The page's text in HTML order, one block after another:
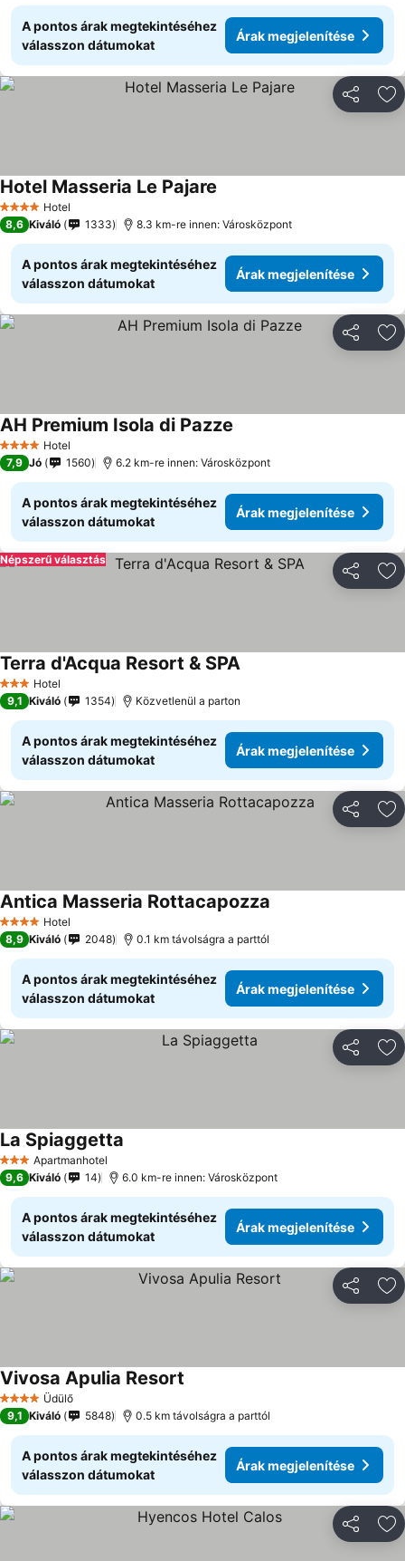
A pontos árak megtekintéséhez
válasszon dátumokat
Árak megjelenítése
4 KategóriaHotel
Hotel Masseria Le Pajare
8,6 Kiváló 1333 8.3 km-re innen: Városközpont
A pontos árak megtekintéséhez
válasszon dátumokat
Árak megjelenítése
4 KategóriaHotel
AH Premium Isola di Pazze
7,9 Jó 1560 6.2 km-re innen: Városközpont
A pontos árak megtekintéséhez
válasszon dátumokat
Árak megjelenítése
Népszerű választás
3 Kategória
Hotel
Terra d'Acqua Resort & SPA
9,1 Kiváló 1354 Közvetlenül a parton
A pontos árak megtekintéséhez
válasszon dátumokat
Árak megjelenítése
4 KategóriaHotel
Antica Masseria Rottacapozza
8,9 Kiváló 2048 0.1 km távolságra a parttól
A pontos árak megtekintéséhez
válasszon dátumokat
Árak megjelenítése
3 KategóriaApartmanhotel
La Spiaggetta
9,6 Kiváló 14 6.0 km-re innen: Városközpont
A pontos árak megtekintéséhez
válasszon dátumokat
Árak megjelenítése
4 KategóriaÜdülő
Vivosa Apulia Resort
9,1 Kiváló 5848 0.5 km távolságra a parttól
A pontos árak megtekintéséhez
válasszon dátumokat
Árak megjelenítése